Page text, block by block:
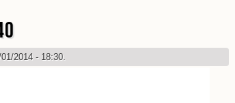
2014 - 18:30.